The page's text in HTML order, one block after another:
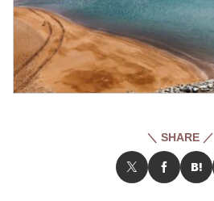
＼ SHARE ／